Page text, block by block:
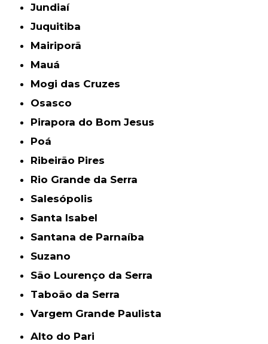
Jundiaí
Juquitiba
Mairiporã
Mauá
Mogi das Cruzes
Osasco
Pirapora do Bom Jesus
Poá
Ribeirão Pires
Rio Grande da Serra
Salesópolis
Santa Isabel
Santana de Parnaíba
Suzano
São Lourenço da Serra
Taboão da Serra
Vargem Grande Paulista
Alto do Pari